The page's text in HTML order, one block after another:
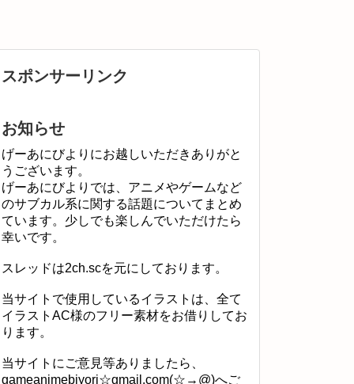
スポンサーリンク
お知らせ
げーあにびよりにお越しいただきありがと
うございます。
げーあにびよりでは、アニメやゲームなど
のサブカル系に関する話題についてまとめ
ています。少しでも楽しんでいただけたら
幸いです。
スレッドは2ch.scを元にしております。
当サイトで使用しているイラストは、全て
イラストAC様のフリー素材をお借りしてお
ります。
当サイトにご意見等ありましたら、
gameanimebiyori☆gmail.com(☆→@)へご